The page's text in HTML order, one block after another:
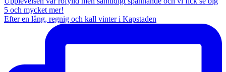
Efter en lång, regnig och kall vinter i Kapstaden